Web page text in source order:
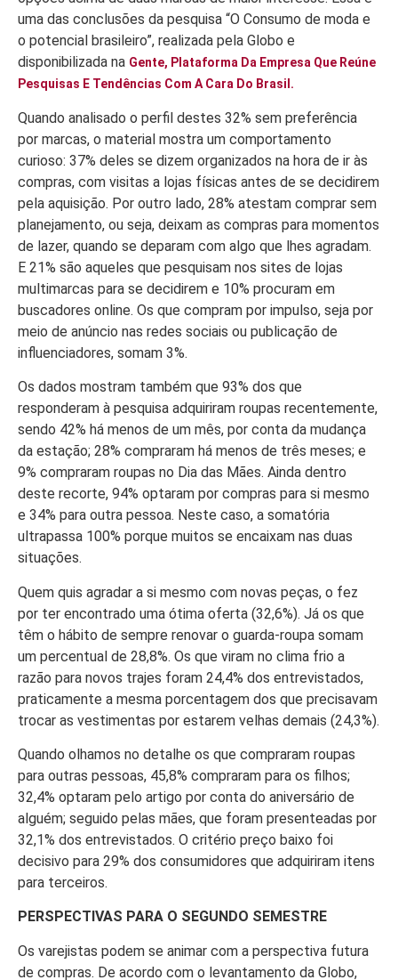
uma das conclusões da pesquisa “O Consumo de moda e
o potencial brasileiro”, realizada pela Globo e
disponibilizada na Gente, Plataforma Da Empresa Que Reúne
Pesquisas E Tendências Com A Cara Do Brasil.
Quando analisado o perfil destes 32% sem preferência
por marcas, o material mostra um comportamento
curioso: 37% deles se dizem organizados na hora de ir às
compras, com visitas a lojas físicas antes de se decidirem
pela aquisição. Por outro lado, 28% atestam comprar sem
planejamento, ou seja, deixam as compras para momentos
de lazer, quando se deparam com algo que lhes agradam.
E 21% são aqueles que pesquisam nos sites de lojas
multimarcas para se decidirem e 10% procuram em
buscadores online. Os que compram por impulso, seja por
meio de anúncio nas redes sociais ou publicação de
influenciadores, somam 3%.
Os dados mostram também que 93% dos que
responderam à pesquisa adquiriram roupas recentemente,
sendo 42% há menos de um mês, por conta da mudança
da estação; 28% compraram há menos de três meses; e
9% compraram roupas no Dia das Mães. Ainda dentro
deste recorte, 94% optaram por compras para si mesmo
e 34% para outra pessoa. Neste caso, a somatória
ultrapassa 100% porque muitos se encaixam nas duas
situações.
Quem quis agradar a si mesmo com novas peças, o fez
por ter encontrado uma ótima oferta (32,6%). Já os que
têm o hábito de sempre renovar o guarda-roupa somam
um percentual de 28,8%. Os que viram no clima frio a
razão para novos trajes foram 24,4% dos entrevistados,
praticamente a mesma porcentagem dos que precisavam
trocar as vestimentas por estarem velhas demais (24,3%).
Quando olhamos no detalhe os que compraram roupas
para outras pessoas, 45,8% compraram para os filhos;
32,4% optaram pelo artigo por conta do aniversário de
alguém; seguido pelas mães, que foram presenteadas por
32,1% dos entrevistados. O critério preço baixo foi
decisivo para 29% dos consumidores que adquiriram itens
para terceiros.
PERSPECTIVAS PARA O SEGUNDO SEMESTRE
Os varejistas podem se animar com a perspectiva futura
de compras. De acordo com o levantamento da Globo,